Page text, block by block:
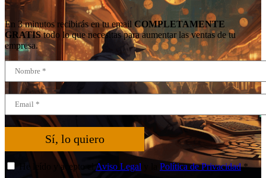
En 3 minutos recibirás en tu email COMPLETAMENTE
GRATIStodo lo que necesitas para aumentar las ventas de tu
empresa.
Sí, lo quiero
He leído y acepto el Aviso Legal Política de Privacidad*